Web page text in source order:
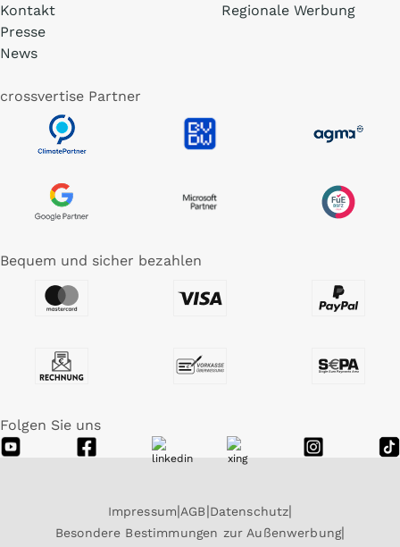
Kontakt
Presse
News
Regionale Werbung
crossvertise Partner
Bequem und sicher bezahlen
Folgen Sie uns
Impressum AGB Datenschutz
Besondere Bestimmungen zur Außenwerbung